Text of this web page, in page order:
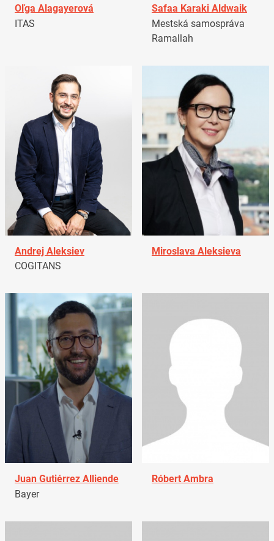
Oľga Alagayerová
ITAS
Safaa Karaki Aldwaik
Mestská samospráva
Ramallah
Andrej Aleksiev
COGITANS
Miroslava Aleksieva
Juan Gutiérrez Alliende
Bayer
Róbert Ambra